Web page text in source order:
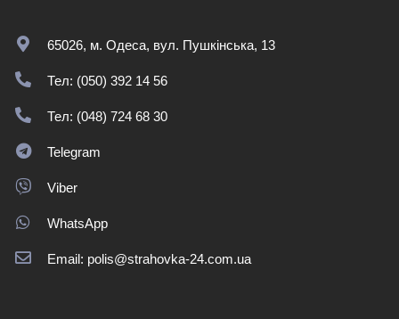
65026, м. Одеса, вул. Пушкінська, 13
Тел: (050) 392 14 56
Тел: (048) 724 68 30
Telegram
Viber
WhatsApp
Email: polis@strahovka-24.com.ua